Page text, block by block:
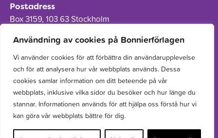
Användning av cookies på Bonnierförlagen
Vi använder cookies för att förbättra din användarupplevelse
och för att analysera hur vår webbplats används. Dessa
cookies samlar information om ditt beteende på vår
webbplats, inklusive vilka sidor du besöker och hur länge du
stannar. Informationen används för att hjälpa oss förstå hur vi
kan göra vår webbplats bättre för dig.
Postadress
Box 3159, 103 63 Stockholm
Om Bonnierförlagen
Cookies
Integritetspolicy